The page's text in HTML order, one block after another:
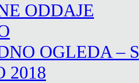
ODDAJE
OGLEDA –
2018